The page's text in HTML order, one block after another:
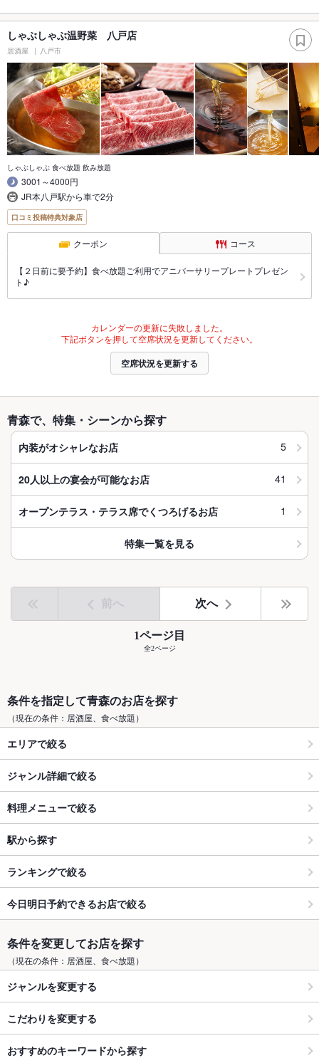
しゃぶしゃぶ温野菜 八戸店
居酒屋 八戸市
しゃぶしゃぶ 食べ放題 飲み放題
3001～4000円
JR本八戸駅から車で2分
口コミ投稿特典対象店
クーポン コース
【２日前に要予約】食べ放題ご利用でアニバーサリープレートプレゼン
ト♪
カレンダーの更新に失敗しました。
下記ボタンを押して空席状況を更新してください。
空席状況を更新する
青森で、特集・シーンから探す
内装がオシャレなお店 5
20人以上の宴会が可能なお店 41
オープンテラス・テラス席でくつろげるお店 1
特集一覧を見る
前へ 次へ
1ページ目
全2ページ
条件を指定して青森のお店を探す
（現在の条件：居酒屋、食べ放題）
エリアで絞る
ジャンル詳細で絞る
料理メニューで絞る
駅から探す
ランキングで絞る
今日明日予約できるお店で絞る
条件を変更してお店を探す
（現在の条件：居酒屋、食べ放題）
ジャンルを変更する
こだわりを変更する
おすすめのキーワードから探す